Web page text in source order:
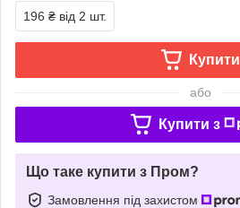
196 ₴ від 2 шт.
Купити
або
Купити з
Що таке купити з Пром?
Замовлення під захистом